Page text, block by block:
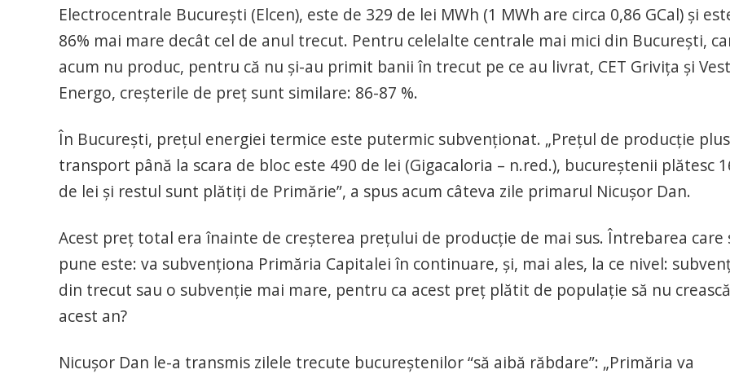
Electrocentrale București (Elcen), este de 329 de lei MWh (1 MWh are circa 0,86 GCal) și
86% mai mare decât cel de anul trecut. Pentru celelalte centrale mai mici din București,
acum nu produc, pentru că nu și-au primit banii în trecut pe ce au livrat, CET Grivița și Vest
Energo, creșterile de preț sunt similare: 86-87 %.
În București, prețul energiei termice este putermic subvenționat. „Preţul de producţie plus
transport până la scara de bloc este 490 de lei (Gigacaloria – n.red.), bucureştenii plătesc
de lei şi restul sunt plătiţi de Primărie”, a spus acum câteva zile primarul Nicușor Dan.
Acest preț total era înainte de creșterea prețului de producție de mai sus. Întrebarea care
pune este: va subvenționa Primăria Capitalei în continuare, și, mai ales, la ce nivel:
din trecut sau o subvenție mai mare, pentru ca acest preț plătit de populație să nu
acest an?
Nicușor Dan le-a transmis zilele trecute bucureștenilor “să aibă răbdare”: „Primăria va